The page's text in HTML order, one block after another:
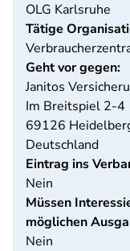
OLG Karlsruhe
Tätige
Geht vor gegen:
Janitos
Im Breitspiel 2-4
69126
Deutschland
Eintrag ins
Nein
Müssen
möglichen
Nein